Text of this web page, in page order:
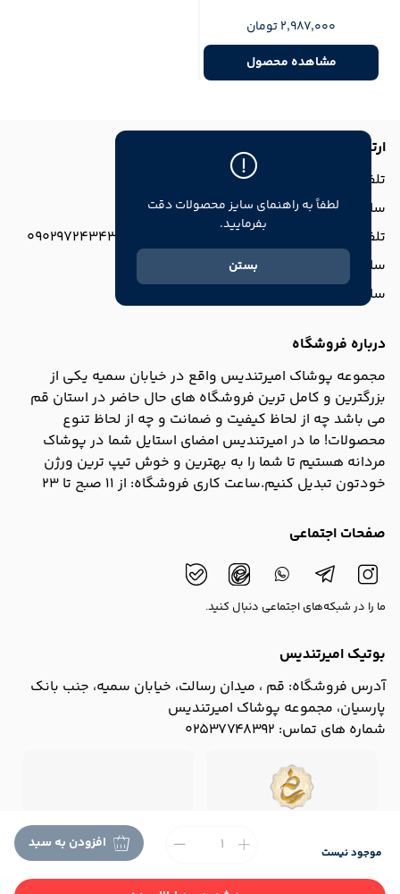
موجود نیست
افزودن به سبد
2,987,000 تومان
مشاهده محصول
لطفاً به راهنمای سایز محصولات دقت
بفرمایید.
بستن
ارتباط با ما
تلفن پشتیبانی: 09029723838
ساعت پشتیبانی: همه روزه از ساعت 11 تا 18
تلفن ثبت سفارش از طریق ایتا و بله و روبیکا: 09029724343
ساعت ثبت سفارش: همه روزه از 9 صبح تا 21
ساعت کاری فروشگاه: از 11 صبح تا 23
درباره فروشگاه
مجموعه پوشاک امیرتندیس واقع در خیابان سمیه یکی از
بزرگترین و کامل ترین فروشگاه های حال حاضر در استان قم
می باشد چه از لحاظ کیفیت و ضمانت و چه از لحاظ تنوع
محصولات! ما در امیرتندیس امضای استایل شما در پوشاک
مردانه هستیم تا شما را به بهترین و خوش تیپ ترین ورژن
خودتون تبدیل کنیم.ساعت کاری فروشگاه: از 11 صبح تا 23
صفحات اجتماعی
ما را در شبکه‌های اجتماعی دنبال کنید.
بوتیک امیرتندیس
آدرس فروشگاه: قم ، میدان رسالت، خیابان سمیه، جنب بانک
پارسیان، مجموعه پوشاک امیرتندیس
شماره های تماس: 02537748392
©
2026تمامی حقوق برای وبسایتمجموعه پوشاک مردانه